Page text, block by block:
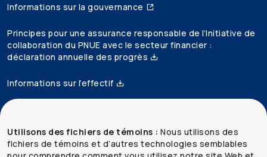
Utilisons des fichiers de témoins : Nous utilisons des
fichiers de témoins et d’autres technologies semblables
Informations sur la gouvernance
Principes pour une assurance responsable de l’Initiative de
collaboration du PNUE avec le secteur financier :
déclaration annuelle des progrès
Informations sur l’effectif
Accessibilité